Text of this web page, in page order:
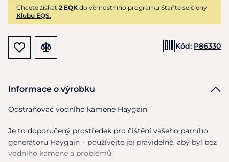
Chcete získat 2 EQK do věrnostního programu Staňte se členy
Klubu EQS.
Kód: P86330
Informace o výrobku
Odstraňovač vodního kamene Haygain
Je to doporučený prostředek pro čištění vašeho parního
generátoru Haygain – používejte jej pravidelně, aby byl bez
vodního kamene a problémů.